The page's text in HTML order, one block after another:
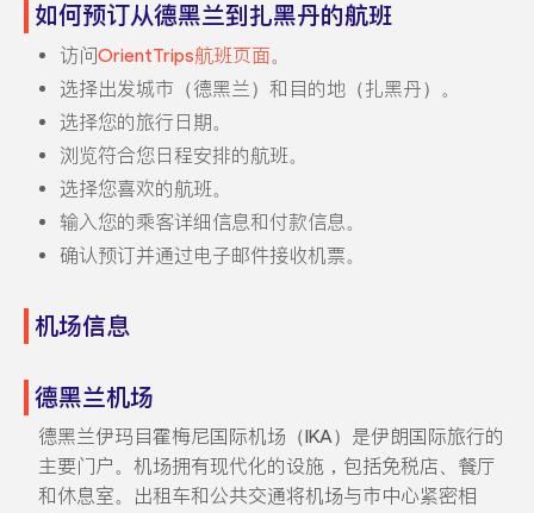
如何预订从德黑兰到扎黑丹的航班
访问OrientTrips航班页面。
选择出发城市（德黑兰）和目的地（扎黑丹）。
选择您的旅行日期。
浏览符合您日程安排的航班。
选择您喜欢的航班。
输入您的乘客详细信息和付款信息。
确认预订并通过电子邮件接收机票。
机场信息
德黑兰机场
德黑兰伊玛目霍梅尼国际机场（IKA）是伊朗国际旅行的
主要门户。机场拥有现代化的设施，包括免税店、餐厅
和休息室。出租车和公共交通将机场与市中心紧密相